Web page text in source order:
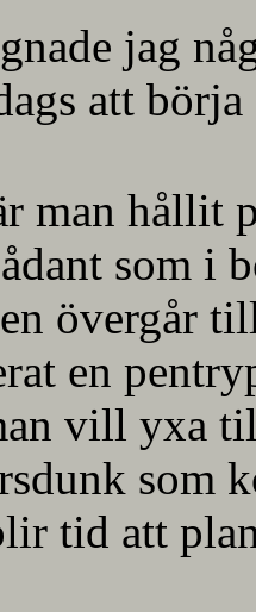
jag
att
man hållit
som i
övergår
en
vill yxa
som
tid att